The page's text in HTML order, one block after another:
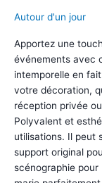
Autour d'un jour
Apportez une
événements avec
intemporelle en
votre décoration,
réception privée
Polyvalent et
utilisations. Il peut
support original
scénographie